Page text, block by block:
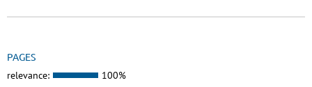
PAGES
relevance: 100%